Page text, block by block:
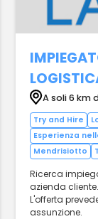
A soli 6 km
Try and Hire
Esperienza
Mendrisiotto
Ricerca
azienda cliente.
L'offerta
assunzione.